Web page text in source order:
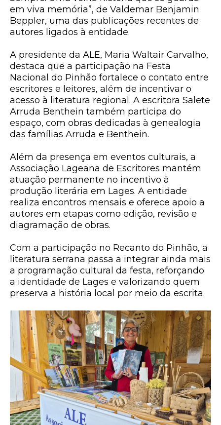
em viva memória”, de Valdemar Benjamin
Beppler, uma das publicações recentes de
autores ligados à entidade.
A presidente da ALE, Maria Waltair Carvalho,
destaca que a participação na Festa
Nacional do Pinhão fortalece o contato entre
escritores e leitores, além de incentivar o
acesso à literatura regional. A escritora Salete
Arruda Benthein também participa do
espaço, com obras dedicadas à genealogia
das famílias Arruda e Benthein.
Além da presença em eventos culturais, a
Associação Lageana de Escritores mantém
atuação permanente no incentivo à
produção literária em Lages. A entidade
realiza encontros mensais e oferece apoio a
autores em etapas como edição, revisão e
diagramação de obras.
Com a participação no Recanto do Pinhão, a
literatura serrana passa a integrar ainda mais
a programação cultural da festa, reforçando
a identidade de Lages e valorizando quem
preserva a história local por meio da escrita.